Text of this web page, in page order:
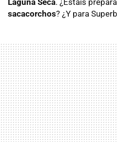
Laguna Seca. ¿Estáis
sacacorchos? ¿Y para